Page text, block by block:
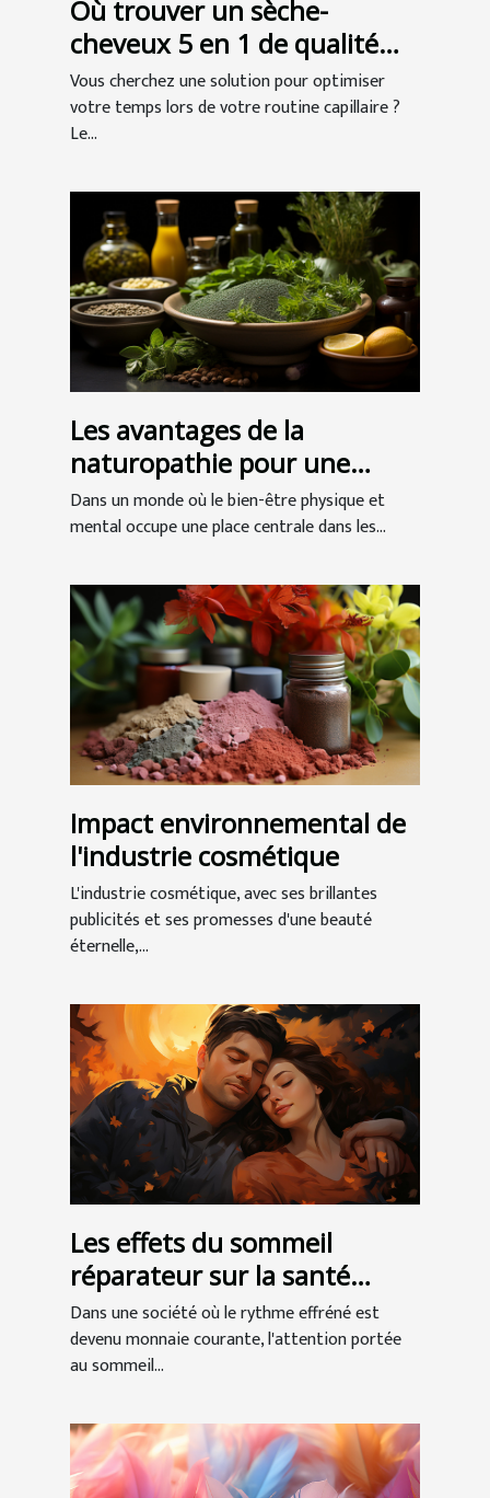
Où trouver un sèche-
cheveux 5 en 1 de qualité
professionnelle ?
Vous cherchez une solution pour optimiser
votre temps lors de votre routine capillaire ?
Le...
Les avantages de la
naturopathie pour une
meilleure santé globale
Dans un monde où le bien-être physique et
mental occupe une place centrale dans les...
Impact environnemental de
l'industrie cosmétique
L'industrie cosmétique, avec ses brillantes
publicités et ses promesses d'une beauté
éternelle,...
Les effets du sommeil
réparateur sur la santé
globale
Dans une société où le rythme effréné est
devenu monnaie courante, l'attention portée
au sommeil...